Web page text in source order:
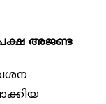
അജണ്ട